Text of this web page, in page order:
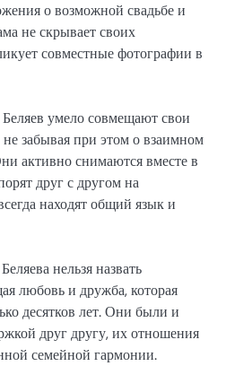
о возможной свадьбе и
не скрывает своих
совместные фотографии в
умело совмещают свои
забывая при этом о взаимном
активно снимаются вместе в
друг с другом на
находят общий язык и
нельзя назвать
любовь и дружба, которая
десятков лет. Они были и
друг другу, их отношения
семейной гармонии.